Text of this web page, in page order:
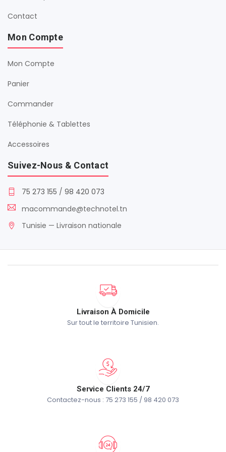
Contact
Mon Compte
Mon Compte
Panier
Commander
Téléphonie & Tablettes
Accessoires
Suivez-Nous & Contact
75 273 155 / 98 420 073
macommande@technotel.tn
Tunisie — Livraison nationale
Livraison À Domicile
Sur tout le territoire Tunisien.
Service Clients 24/7
Contactez-nous : 75 273 155 / 98 420 073